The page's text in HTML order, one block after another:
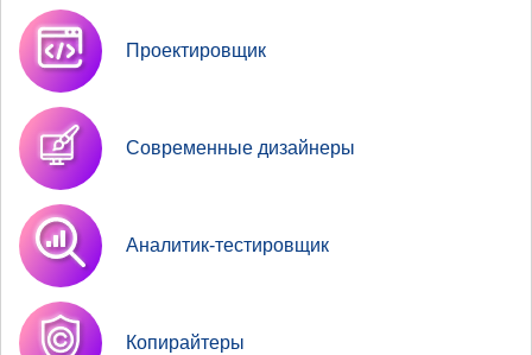
Проектировщик
Современные дизайнеры
Аналитик-тестировщик
Копирайтеры